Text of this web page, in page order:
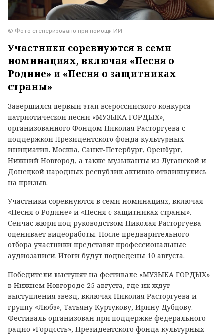
© Фото сгенерировано при помощи ИИ
Участники соревнуются в семи
номинациях, включая «Песня о
Родине» и «Песня о защитниках
страны»
Завершился первый этап всероссийского конкурса
патриотической песни «МУЗЫКА ГОРДЫХ»,
организованного Фондом Николая Расторгуева с
поддержкой Президентского фонда культурных
инициатив. Москва, Санкт-Петербург, Оренбург,
Нижний Новгород, а также музыканты из Луганской и
Донецкой народных республик активно откликнулись
на призыв.
Участники соревнуются в семи номинациях, включая
«Песня о Родине» и «Песня о защитниках страны».
Сейчас жюри под руководством Николая Расторгуева
оценивает видеоработы. После предварительного
отбора участники представят профессиональные
аудиозаписи. Итоги будут подведены 10 августа.
Победители выступят на фестивале «МУЗЫКА ГОРДЫХ»
в Нижнем Новгороде 25 августа, где их ждут
выступления звезд, включая Николая Расторгуева и
группу «Любэ», Татьяну Куртукову, Ирину Дубцову.
Фестиваль организован при поддержке федерального
радио «Гордость», Президентского фонда культурных